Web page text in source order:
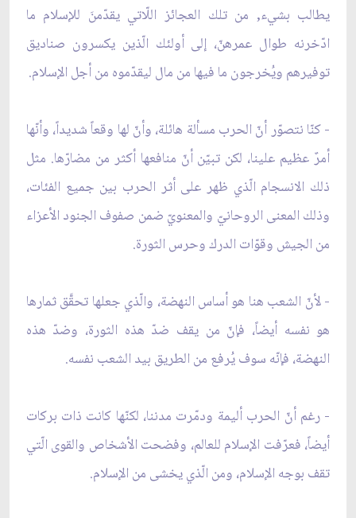
يطالب بشيء, من تلك العجائز اللّاتي يقدّمنَ للإسلام ما
ادّخرنه طوال عمرهنّ، إلى أولئك الّذين يكسرون صناديق
توفيرهم ويُخرجون ما فيها من مال ليقدّموه من أجل الإسلام.
- كنّا نتصوّر أنّ الحرب مسألة هائلة، وأنّ لها وقعاً شديداً، وأنّها
أمرٌ عظيم علينا، لكن تبيّن أنّ منافعها أكثر من مضارّها. مثل
ذلك الانسجام الّذي ظهر على أثر الحرب بين جميع الفئات،
وذلك المعنى الروحانيّ والمعنويّ ضمن صفوف الجنود الأعزاء
من الجيش وقوّات الدرك وحرس الثورة.
- لأنّ الشعب هنا هو أساس النهضة، والّذي جعلها تحقَّق ثمارها
هو نفسه أيضاً، فإنّ من يقف ضدّ هذه الثورة، وضدّ هذه
النهضة، فإنّه سوف يُرفع من الطريق بيد الشعب نفسه.
- رغم أنّ الحرب أليمة ودمّرت مدننا، لكنّها كانت ذات بركات
أيضاً، فعرّفت الإسلام للعالم، وفضحت الأشخاص والقوى الّتي
تقف بوجه الإسلام، ومن الّذي يخشى من الإسلام.